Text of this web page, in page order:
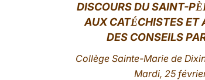
DISCOURSDU SAINT-P
AUX CATÉCHISTES ET
DES CONSEILS
Collège Sainte-Marie de
Mardi, 25